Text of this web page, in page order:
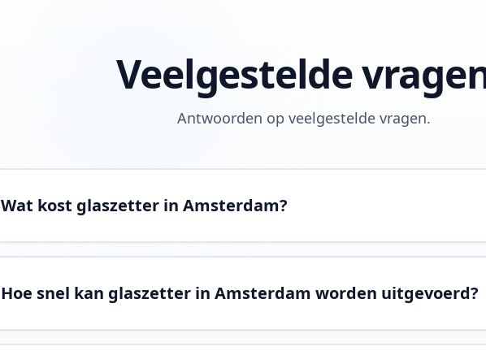
Veelgestelde
Antwoorden op veelgestelde vragen.
Wat kost glaszetter in Amsterdam?
Hoe snel kan glaszetter in Amsterdam worden uitgevoerd?